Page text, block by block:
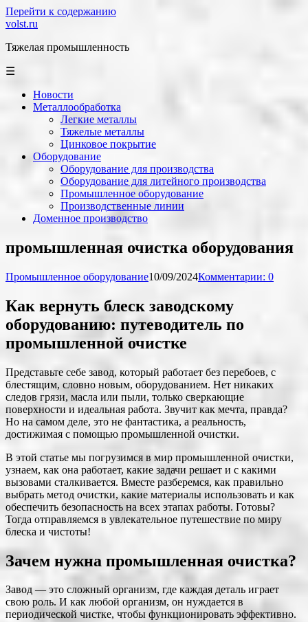
Перейти к содержанию
volst.ru
Тяжелая промышленность
☰
Новости
Металлообработка
Легкие металлы
Тяжелые металлы
Цинковое покрытие
Оборудование
Оборудование для производства
Оборудование для литейного производства
Промышленное оборудование
Производственные линии
Доменное производство
промышленная очистка оборудования
Промышленное оборудование10/09/2024Комментарии: 0
Как вернуть блеск заводскому
оборудованию: путеводитель по
промышленной очистке
Представьте себе завод, который работает без перебоев, с
блестящим, словно новым, оборудованием. Нет никаких
следов грязи, масла или пыли, только сверкающие
поверхности и идеальная работа. Звучит как мечта, правда?
Но на самом деле, это не фантастика, а реальность,
достижимая с помощью промышленной очистки.
В этой статье мы погрузимся в мир промышленной очистки,
узнаем, как она работает, какие задачи решает и с какими
вызовами сталкивается. Вместе разберемся, как правильно
выбрать метод очистки, какие материалы использовать и как
обеспечить безопасность на всех этапах работы. Готовы?
Тогда отправляемся в увлекательное путешествие по миру
блеска и чистоты!
Зачем нужна промышленная очистка?
Завод — это сложный организм, где каждая деталь играет
свою роль. И как любой организм, он нуждается в
периодической чистке, чтобы функционировать эффективно.